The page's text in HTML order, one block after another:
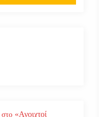
στο «Ανοιχτοί